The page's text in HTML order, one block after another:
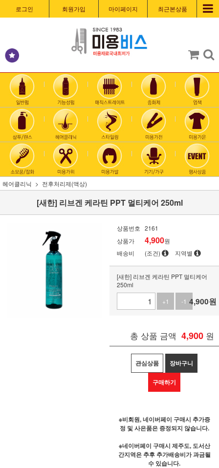
로그인 회원가입 마이페이지 최근본상품
헤어클리닉 전후처리제(액상)
[새한] 리브겐 케라틴 PPT 멀티케어 250ml
상품번호 2161
상품가
4,900원
배송비
(조건) 지역별
[새한] 리브겐 케라틴 PPT 멀티케어
250ml
+1
-1 4,900원
총 상품 금액 4,900 원
관심상품 장바구니
구매하기
※비회원, 네이버페이 구매시 추가증
정 및 사은품은 증정되지 않습니다.
※네이버페이 구매시 제주도, 도서산
간지역은 추후 추가배송비가 과금될
수 있습니다.